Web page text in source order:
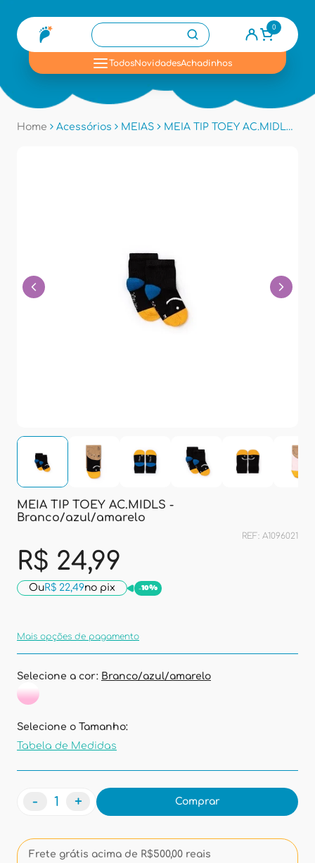
0
TodosNovidadesAchadinhos
Home Acessórios MEIAS MEIA TIP TOEY AC.MIDLS - Branco/azul/amarelo
MEIA TIP TOEY AC.MIDLS -
Branco/azul/amarelo
REF: A1096021
R$ 24,99
OuR$ 22,49no pix -10%
Mais opções de pagamento
Selecione a cor: Branco/azul/amarelo
Selecione o Tamanho:
Tabela de Medidas
- + Comprar
Frete grátis acima de R$500,00 reais